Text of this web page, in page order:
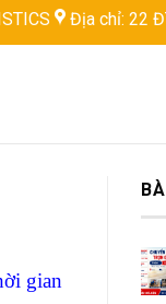
chỉ: 22 ĐT743, Bình
gian